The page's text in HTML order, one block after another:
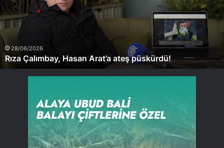
püskürdü!
28/06/2026
Rıza Çalımbay, Hasan Arat’a ateş püskürdü!